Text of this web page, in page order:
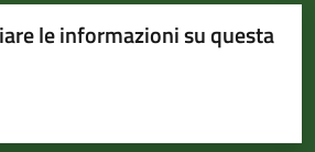
le informazioni su questa
5 stelle su 5
su 5
su 5
5